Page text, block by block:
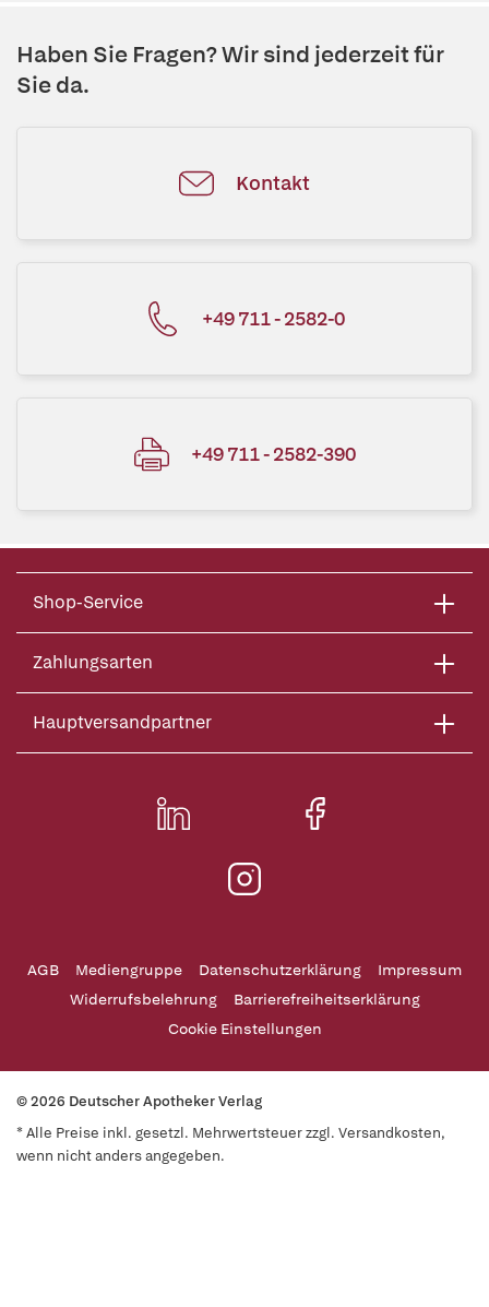
Haben Sie Fragen? Wir sind jederzeit für
Sie da.
Kontakt
+49 711 - 2582-0
+49 711 - 2582-390
Shop-Service
Zahlungsarten
Hauptversandpartner
AGB Mediengruppe Datenschutzerklärung
Impressum
Widerrufsbelehrung
Barrierefreiheitserklärung
Cookie Einstellungen
© 2026 Deutscher Apotheker Verlag
* Alle Preise inkl. gesetzl. Mehrwertsteuer zzgl. Versandkosten,
wenn nicht anders angegeben.